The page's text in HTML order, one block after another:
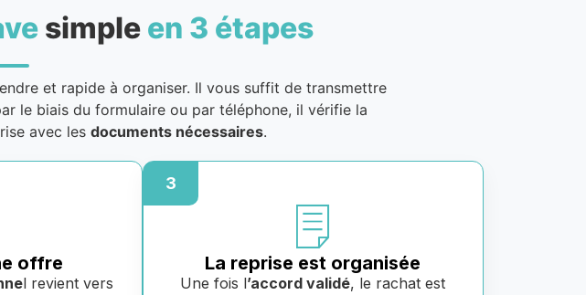
simple en 3 étapes
et rapide à organiser. Il vous suffit de transmettre
le biais du formulaire ou par téléphone, il vérifie la
avec les documents nécessaires.
offre
l revient vers
3
La reprise est organisée
Une fois l’accord validé, le rachat est